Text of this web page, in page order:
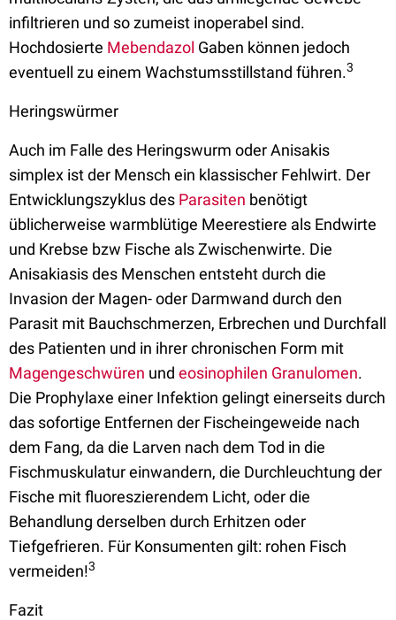
infiltrieren und so zumeist inoperabel sind.
Hochdosierte Mebendazol Gaben können jedoch
eventuell zu einem Wachstumsstillstand führen.3
Heringswürmer
Auch im Falle des Heringswurm oder Anisakis
simplex ist der Mensch ein klassischer Fehlwirt. Der
Entwicklungszyklus des Parasiten benötigt
üblicherweise warmblütige Meerestiere als Endwirte
und Krebse bzw Fische als Zwischenwirte. Die
Anisakiasis des Menschen entsteht durch die
Invasion der Magen- oder Darmwand durch den
Parasit mit Bauchschmerzen, Erbrechen und Durchfall
des Patienten und in ihrer chronischen Form mit
Magengeschwüren und eosinophilen Granulomen.
Die Prophylaxe einer Infektion gelingt einerseits durch
das sofortige Entfernen der Fischeingeweide nach
dem Fang, da die Larven nach dem Tod in die
Fischmuskulatur einwandern, die Durchleuchtung der
Fische mit fluoreszierendem Licht, oder die
Behandlung derselben durch Erhitzen oder
Tiefgefrieren. Für Konsumenten gilt: rohen Fisch
vermeiden!3
Fazit